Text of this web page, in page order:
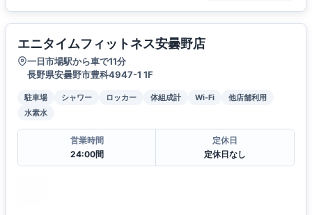
エニタイムフィットネス安曇野店
一日市場駅から車で11分
長野県安曇野市豊科4947-1 1F
駐車場 シャワー ロッカー 体組成計 Wi-Fi
他店舗利用
水素水
営業時間
24:00間
定休日
定休日なし